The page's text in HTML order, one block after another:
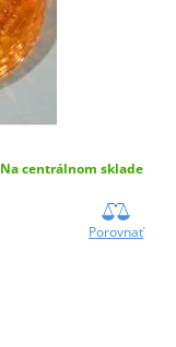
Na centrálnom sklade
Porovnať